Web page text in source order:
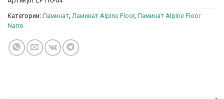
Категории: Ламинат Ламинат Alpine Floor, Ламинат Alpine Floor
Narro